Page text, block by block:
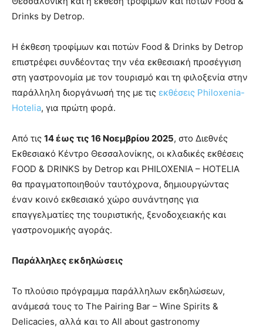
Drinks by Detrop.
Η έκθεση τροφίμων και ποτών Food & Drinks by Detrop
επιστρέφει συνδέοντας την νέα εκθεσιακή προσέγγιση
στη γαστρονομία με τον τουρισμό και τη φιλοξενία στην
παράλληλη διοργάνωσή της με τις εκθέσεις Philoxenia-
Hotelia, για πρώτη φορά.
Από τις 14 έως τις 16 Νοεμβρίου 2025, στο Διεθνές
Εκθεσιακό Κέντρο Θεσσαλονίκης, οι κλαδικές εκθέσεις
FOOD & DRINKS by Detrop και PHILOXENIA – HOTELIA
θα πραγματοποιηθούν ταυτόχρονα, δημιουργώντας
έναν κοινό εκθεσιακό χώρο συνάντησης για
επαγγελματίες της τουριστικής, ξενοδοχειακής και
γαστρονομικής αγοράς.
Παράλληλες εκδηλώσεις
Το πλούσιο πρόγραμμα παράλληλων εκδηλώσεων,
ανάμεσά τους το The Pairing Bar – Wine Spirits &
Delicacies, αλλά και το All about gastronomy